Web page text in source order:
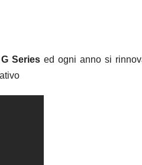
Series ed ogni anno si